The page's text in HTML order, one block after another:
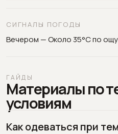
СИГНАЛЫ ПОГОДЫ
Вечером — Около 35°C по
ГАЙДЫ
Материалы по
условиям
Как одеваться при